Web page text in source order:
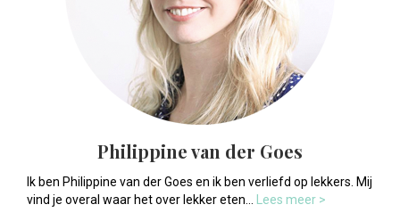
Philippine van der Goes
Ik ben Philippine van der Goes en ik ben verliefd op lekkers. Mij
vind je overal waar het over lekker eten... Lees meer >